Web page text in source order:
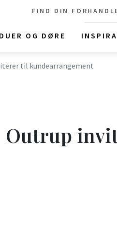
OG DØRE
FIND DIN
til kundearrangement
Outrup